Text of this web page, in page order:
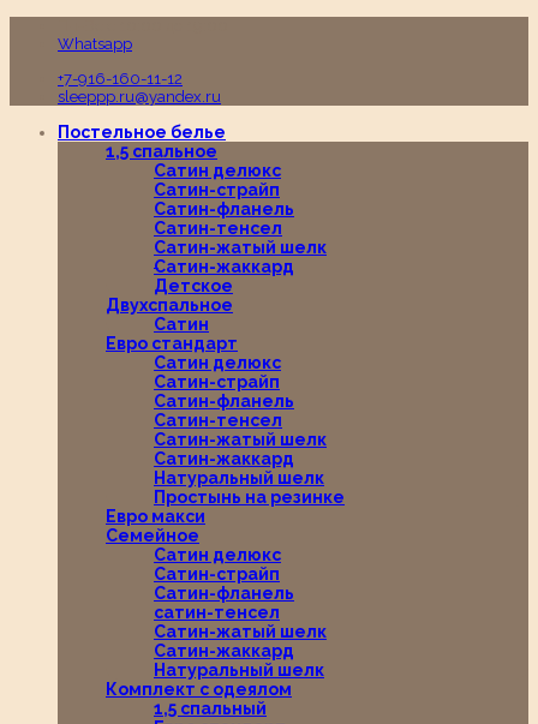
Whatsapp
+7-916-160-11-12
sleeppp.ru@yandex.ru
Постельное белье
1,5 спальное
Сатин делюкс
Сатин-страйп
Сатин-фланель
Сатин-тенсел
Сатин-жатый шелк
Сатин-жаккард
Детское
Двухспальное
Сатин
Евро стандарт
Сатин делюкс
Сатин-страйп
Сатин-фланель
Сатин-тенсел
Сатин-жатый шелк
Сатин-жаккард
Натуральный шелк
Простынь на резинке
Евро макси
Семейное
Сатин делюкс
Сатин-страйп
Сатин-фланель
сатин-тенсел
Сатин-жатый шелк
Сатин-жаккард
Натуральный шелк
Комплект с одеялом
1,5 спальный